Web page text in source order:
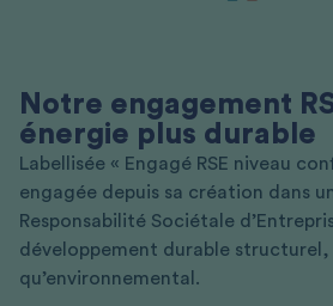
Notre engagement
énergie plus durable
Labellisée « Engagé RSE niveau
engagée depuis sa création dans
Responsabilité Sociétale
développement durable structurel,
qu’environnemental.